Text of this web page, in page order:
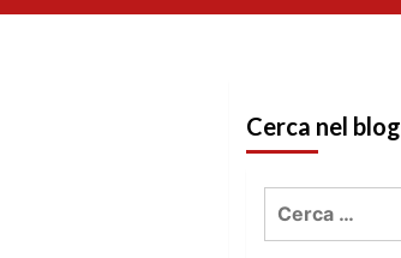
Cerca nel blog
Ricerca